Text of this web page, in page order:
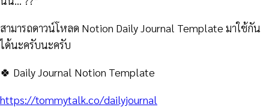
สามารถดาวน์โหลด Notion Daily Journal Template มาใช้กัน
ได้นะครับนะครับ
🍀 Daily Journal Notion Template
https://tommytalk.co/dailyjournal